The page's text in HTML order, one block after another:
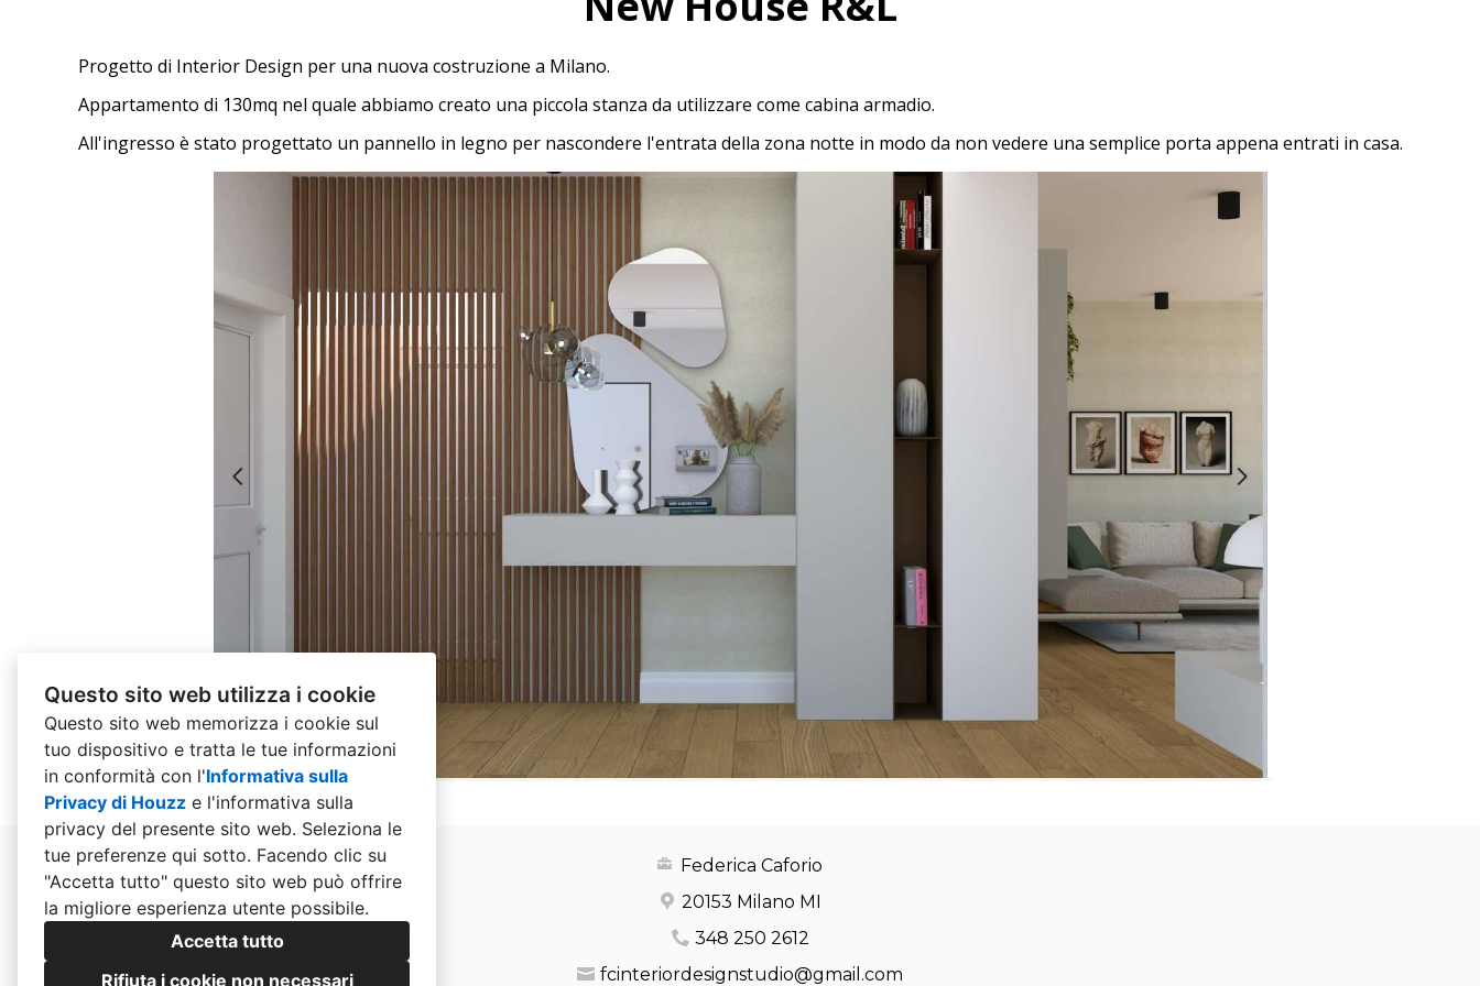
Questo sito web utilizza i cookie
Questo sito web memorizza i cookie sul
tuo dispositivo e tratta le tue informazioni
in conformità con l'Informativa sulla
Privacy di Houzz e l'informativa sulla
privacy del presente sito web. Seleziona le
tue preferenze qui sotto. Facendo clic su
"Accetta tutto" questo sito web può offrire
la migliore esperienza utente possibile.
Accetta tutto
Rifiuta i cookie non necessari
Progetto di Interior Design per una nuova costruzione a Milano.
Appartamento di 130mq nel quale abbiamo creato una piccola stanza da utilizzare come cabina armadio.
All'ingresso è stato progettato un pannello in legno per nascondere l'entrata della zona notte in modo da non vedere una semplice porta appena entrati in casa.
Federica Caforio
20153 Milano MI
348 250 2612
fcinteriordesignstudio@gmail.com